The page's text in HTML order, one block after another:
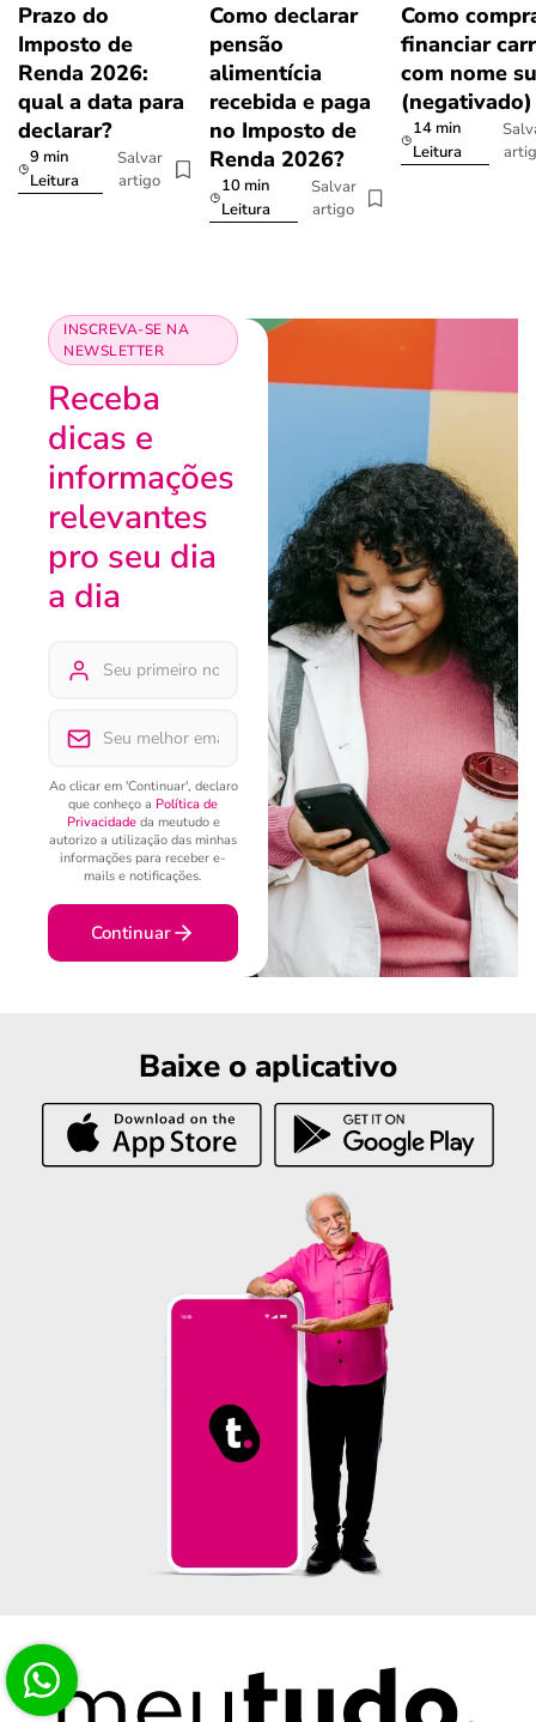
Prazo do
Imposto de
Renda 2026:
qual a data para
declarar?
9 min
Leitura
Salvar
artigo
Como declarar
pensão
alimentícia
recebida e paga
no Imposto de
Renda 2026?
10 min
Leitura
Salvar
artigo
Como
financiar
com nome
(negativado)
14 min
Leitura
INSCREVA-SE NA
NEWSLETTER
Receba
dicas e
informações
relevantes
pro seu dia
a dia
Ao clicar em 'Continuar', declaro
que conheço a Política de
Privacidadeda meutudo e
autorizo a utilização das minhas
informações para receber e-
mails e notificações.
Continuar
Baixe o aplicativo